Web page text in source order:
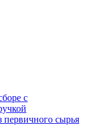
с
первичного сырья